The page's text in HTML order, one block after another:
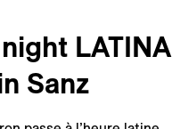
LATINA |
Sanz